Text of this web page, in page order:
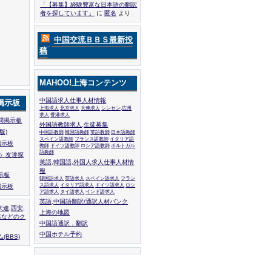
示板
掲示板
)
板
友達探
板
板
連,西安,
どのク
(BBS)
「【募集】経験豊富な日本語の翻訳
者を探しています」
に 匿名 より
中国交流ＢＢＳ最新投
稿
MAHOO!上海コンテンツ
中国語求人仕事人材情報
上海求人 北京求人 大連求人 シンセン,広州
求人 香港求人
外国語教師求人,生徒募集
中国語教師 韓国語教師 英語教師 日本語教師
スペイン語教師 フランス語教師 イタリア語
教師 ドイツ語教師 ロシア語教師 ポルトガル
語教師
英語,韓国語,外国人求人仕事人材情
報
韓国語求人 英語求人 スペイン語求人 フラン
ス語求人 イタリア語求人 ドイツ語求人 ロシ
ア語求人 タイ語求人 インド語求人
英語,中国語翻訳/通訳人材バンク
上海の地図
中国語通訳，翻訳
中国ホテル予約